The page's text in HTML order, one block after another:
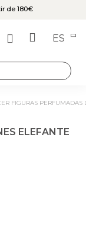
de 180€
ES
FIGURAS PERFUMADAS